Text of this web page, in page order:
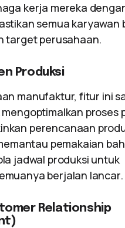
kerja mereka
semua karyawan
target perusahaan.
Produksi
manufaktur, fitur ini
proses
perencanaan
pemakaian
jadwal produksi untuk
berjalan lancar.
Relationship